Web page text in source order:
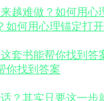
如何用心理锚定打
你找到答案